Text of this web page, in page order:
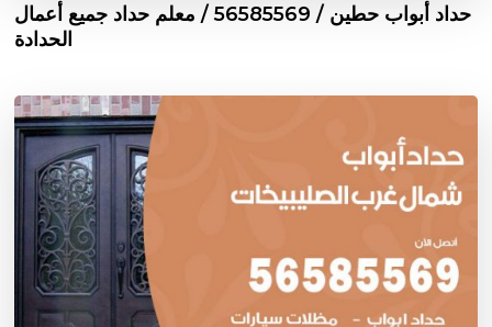
حداد أبواب حطين / 56585569 / معلم حداد جميع أعمال
الحدادة